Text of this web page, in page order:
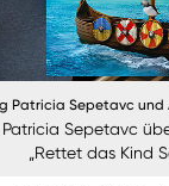
Patricia Sepetavc
Patricia Sepetavc
„Rettet das Kind